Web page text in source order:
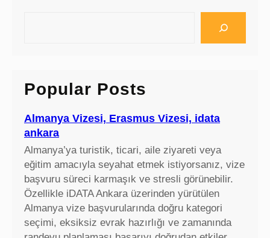
h
Popular Posts
Almanya Vizesi, Erasmus Vizesi, idata
ankara
Almanya’ya turistik, ticari, aile ziyareti veya
eğitim amacıyla seyahat etmek istiyorsanız, vize
başvuru süreci karmaşık ve stresli görünebilir.
Özellikle iDATA Ankara üzerinden yürütülen
Almanya vize başvurularında doğru kategori
seçimi, eksiksiz evrak hazırlığı ve zamanında